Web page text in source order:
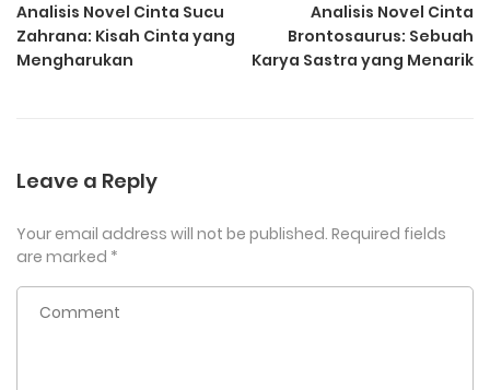
Analisis Novel Cinta Sucu
Zahrana: Kisah Cinta yang
Mengharukan
Analisis Novel Cinta
Brontosaurus: Sebuah
Karya Sastra yang Menarik
Leave a Reply
Your email address will not be published. Required fields
are marked *